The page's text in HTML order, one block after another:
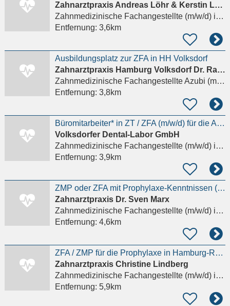
Zahnarztpraxis Andreas Löhr & Kerstin Löhr
Zahnmedizinische Fachangestellte (m/w/d)in Großhansdorf
Entfernung: 3,6km
Ausbildungsplatz zur ZFA in HH Volksdorf
Zahnarztpraxis Hamburg Volksdorf Dr. Rana Kaweh
Zahnmedizinische Fachangestellte Azubi (m/w/d)
Entfernung: 3,8km
Büromitarbeiter* in ZT / ZFA (m/w/d) für die Auftragsplanung im Dentallabor
Volksdorfer Dental-Labor GmbH
Zahnmedizinische Fachangestellte (m/w/d)in Hamburg
Entfernung: 3,9km
ZMP oder ZFA mit Prophylaxe-Kenntnissen (m/w/d) in Meiendorf
Zahnarztpraxis Dr. Sven Marx
Zahnmedizinische Fachangestellte (m/w/d)in Braak
Entfernung: 4,6km
ZFA / ZMP für die Prophylaxe in Hamburg-Rahlstedt gesucht
Zahnarztpraxis Christine Lindberg
Zahnmedizinische Fachangestellte (m/w/d)in Hamburg, Rahlstedt
Entfernung: 5,9km